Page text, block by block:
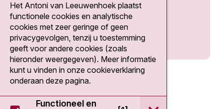
Social media
Het Antoni van Leeuwenhoek plaatst
functionele cookies en analytische
cookies met zeer geringe of geen
privacygevolgen, tenzij u toestemming
geeft voor andere cookies (zoals
hieronder weergegeven). Meer informatie
kunt u vinden in onze cookieverklaring
onderaan deze pagina.
Functioneel en